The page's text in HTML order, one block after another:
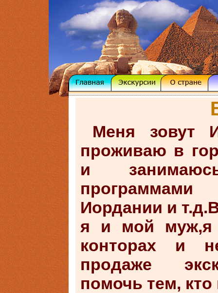
Меня зовут
проживаю в
и
Иордании и
я и мой муж,я
конторах и
продаже
помочь тем,